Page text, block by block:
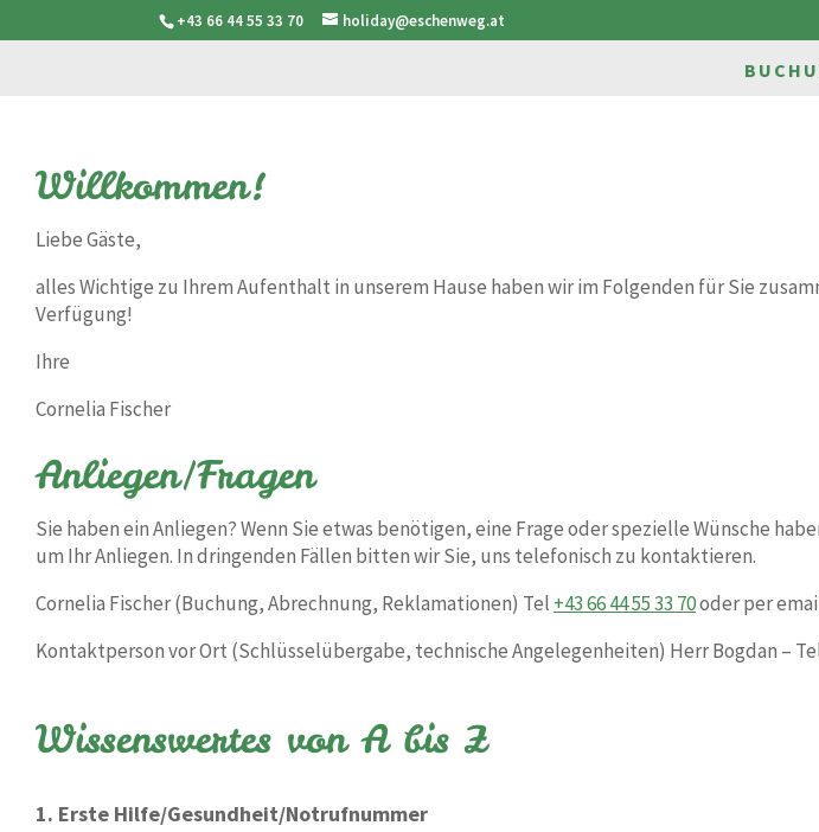
+43 66 44 55 33 70 holiday@eschenweg.at
Willkommen!
Liebe Gäste,
alles Wichtige zu Ihrem Aufenthalt in unserem Hause haben wir im Folgenden für Sie
Verfügung!
Ihre
Cornelia Fischer
Anliegen/Fragen
Sie haben ein Anliegen? Wenn Sie etwas benötigen, eine Frage oder spezielle Wünsche
um Ihr Anliegen. In dringenden Fällen bitten wir Sie, uns telefonisch zu kontaktieren.
Cornelia Fischer (Buchung, Abrechnung, Reklamationen) Tel +43 66 44 55 33 70oder per
Kontaktperson vor Ort (Schlüsselübergabe, technische Angelegenheiten) Herr Bogdan –
Wissenswertes von A bis Z
1. Erste Hilfe/Gesundheit/Notrufnummer